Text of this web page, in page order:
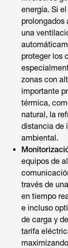
energía. Si
prolongados
una
proteger los
zonas con
importante
térmica,
natural, la
distancia de
ambiental.
equipos de
través de
en tiempo
e incluso
de carga y
tarifa